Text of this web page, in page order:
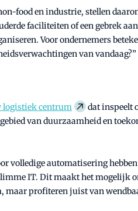
food en industrie, stellen
faciliteiten of een gebrek
Voor ondernemers
van vandaag?”
logistiek centrum
dat inspeelt
van duurzaamheid en
volledige automatisering
IT. Dit maakt het mogelijk
maar profiteren juist van